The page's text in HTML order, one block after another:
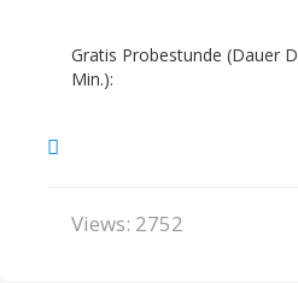
Gratis Probestunde (Dauer
Min.):
Views: 2752